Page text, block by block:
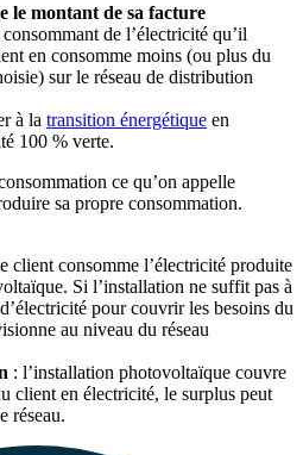
le montant de sa facture
consommant de l’électricité qu’il
en consomme moins (ou plus du
sur le réseau de distribution
à la transition énergétique en
100 % verte.
ce qu’on appelle
sa propre consommation.
client consomme l’électricité produite
Si l’installation ne suffit pas à
pour couvrir les besoins du
au niveau du réseau
: l’installation photovoltaïque couvre
client en électricité, le surplus peut
réseau.